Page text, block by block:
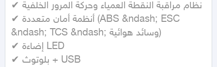
✔ نظام مراقبة النقطة العمياء وحركة المرور الخلفية
✔ أنظمة أمان متعددة (ABS &ndash; ESC
&ndash; TCS &ndash; وسائد هوائية)
✔ إضاءة LED
✔ بلوتوث + USB